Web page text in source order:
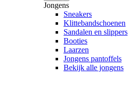
Jongens
Sneakers
Klittebandschoenen
Sandalen en slippers
Booties
Laarzen
Jongens pantoffels
Bekijk alle jongens